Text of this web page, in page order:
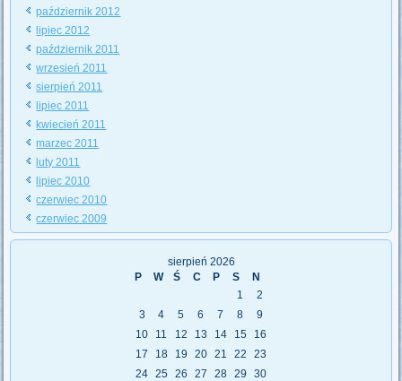
październik 2012
lipiec 2012
październik 2011
wrzesień 2011
sierpień 2011
lipiec 2011
kwiecień 2011
marzec 2011
luty 2011
lipiec 2010
czerwiec 2010
czerwiec 2009
sierpień 2026
P
W Ś C P S N
1
2
3
4 5 6 7 8
9
10
11 12 13 14 15
16
17
18 19 20 21 22
23
24 25 26 27 28 29
30